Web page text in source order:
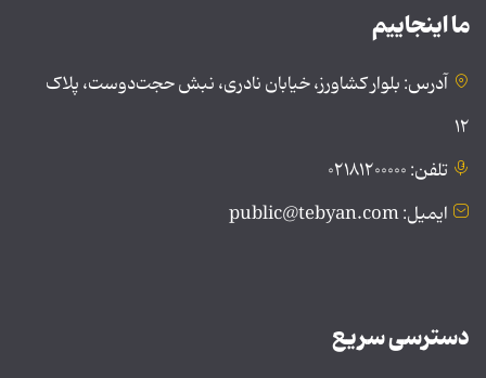
ما اینجاییم
آدرس: بلوار کشاورز، خیابان نادری، نبش حجت‌دوست، پلاک
۱۲
تلفن: ۰۲۱۸۱۲۰۰۰۰۰
ایمیل: public@tebyan.com
دسترسی سریع